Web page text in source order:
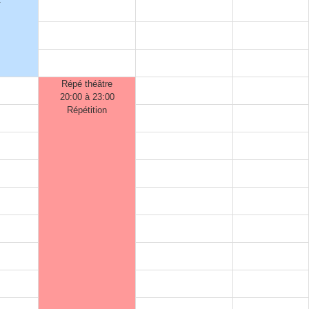
Répé théâtre
20:00 à 23:00
Répétition